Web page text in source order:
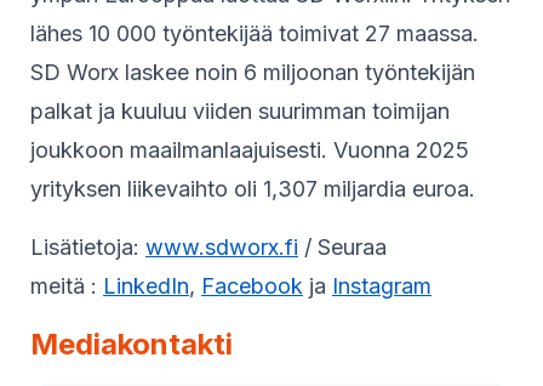
lähes 10 000 työntekijää toimivat 27 maassa.
SD Worx laskee noin 6 miljoonan työntekijän
palkat ja kuuluu viiden suurimman toimijan
joukkoon maailmanlaajuisesti. Vuonna 2025
yrityksen liikevaihto oli 1,307 miljardia euroa.
Lisätietoja: www.sdworx.fi / Seuraa
meitä : LinkedIn, Facebook ja Instagram
Mediakontakti